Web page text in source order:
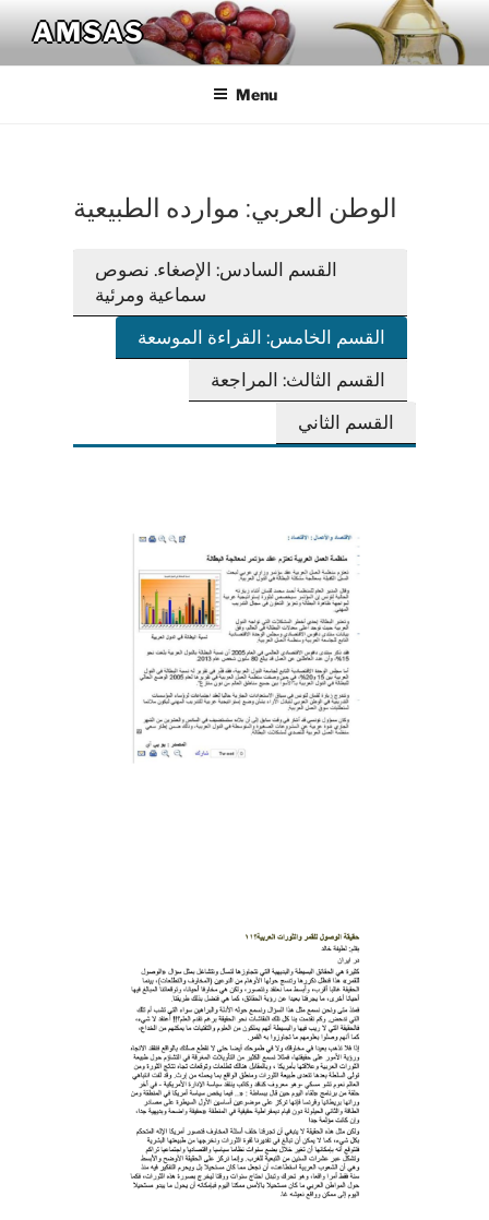
content
AMSAS
Menu
الوطن العربي: موارده الطبيعية
القسم السادس: الإصغاء. نصوص
سماعية ومرئية
القسم الخامس: القراءة الموسعة
القسم الثالث: المراجعة
القسم الثاني